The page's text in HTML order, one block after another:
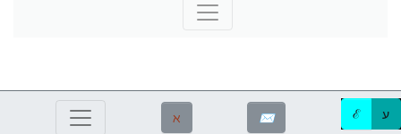
ℵ ✉ ℰ ע